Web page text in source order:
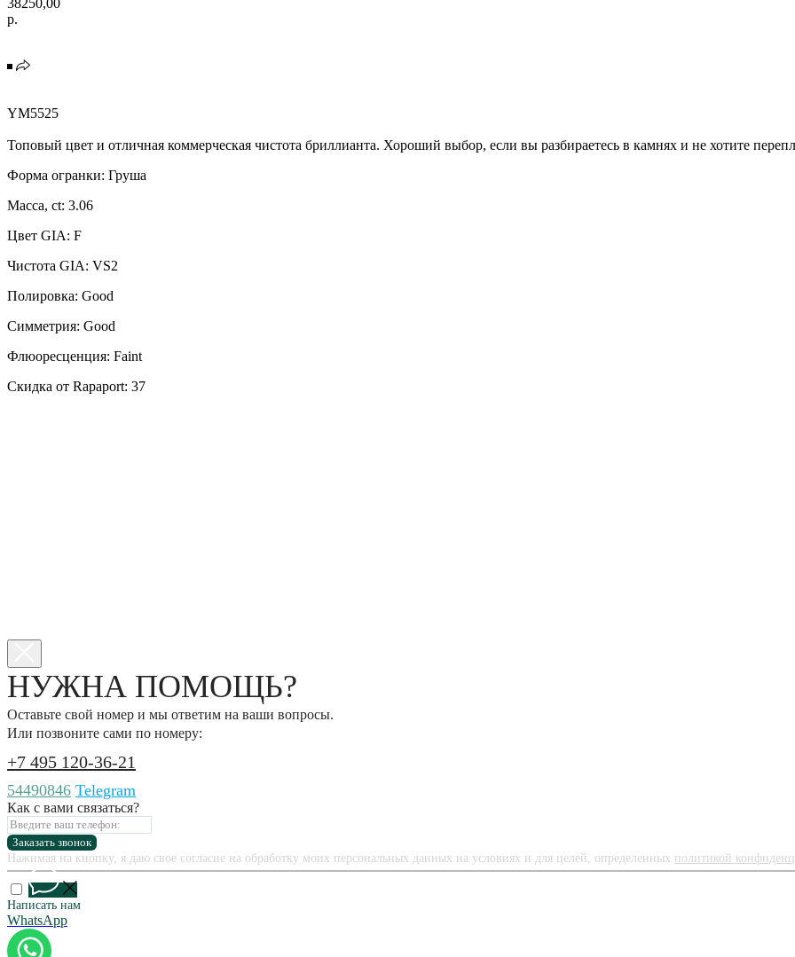
р.
YM5525
Топовый цвет и отличная коммерческая чистота бриллианта. Хороший выбор, если вы разбираетесь в камнях и не хотите
Форма огранки: Груша
Масса, ct: 3.06
Цвет GIA: F
Чистота GIA: VS2
Полировка: Good
Симметрия: Good
Флюоресценция: Faint
Скидка от Rapaport: 37
НУЖНА ПОМОЩЬ?
Оставьте свой номер и мы ответим на ваши вопросы.
Или позвоните сами по номеру:
+7 495 120-36-21
54490846 Telegram
Как с вами связаться?
Заказать звонок
Нажимая на кнопку, я даю свое согласие на обработку моих персональных данных на условиях и для целей, определенных политикой
Написать нам
WhatsApp